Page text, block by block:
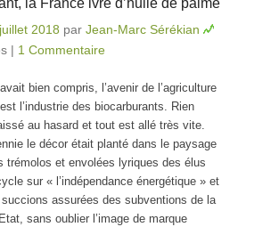
la France ivre d’huile de palme
2018 par Jean-Marc Sérékian
| 1 Commentaire
bien compris, l’avenir de l’agriculture
l’industrie des biocarburants. Rien
au hasard et tout est allé très vite.
le décor était planté dans le paysage
trémolos et envolées lyriques des élus
sur « l’indépendance énergétique » et
succions assurées des subventions de la
sans oublier l’image de marque